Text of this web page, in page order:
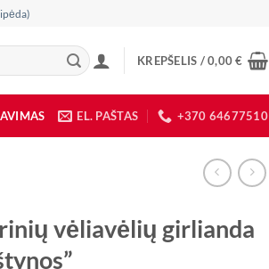
KREPŠELIS /0,00€
EL. PAŠTAS +370 64677510
vėliavėlių girlianda